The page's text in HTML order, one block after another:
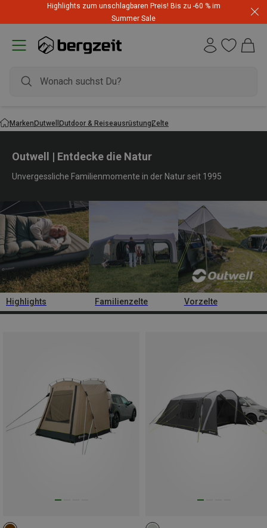
Highlights zum unschlagbaren Preis! Bis zu -60 % im
Summer Sale
MarkenOutwell Outdoor & ReiseausrüstungZelte
Outwell | Entdecke die Natur
Unvergessliche Familienmomente in der Natur seit 1995
Highlights Familienzelte Vorzelte